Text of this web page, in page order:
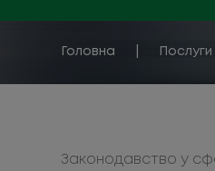
Головна Послуги
Законодавство у